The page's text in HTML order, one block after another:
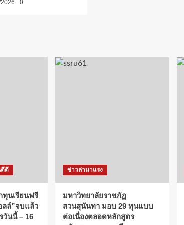
0
ดี
ทุนเรียนฟรี
ลล์”จบแล้ว
นนี้ – 16
ข่าวล่ามาแรง
มหาวิทยาลัยราชภัฏ
สวนสุนันทา มอบ 29 ทุนแบบ
ต่อเนื่องตลอดหลักสูตร